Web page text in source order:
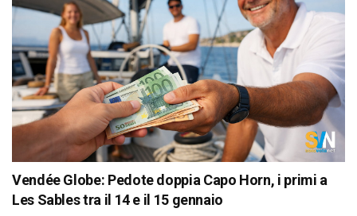
Vendée Globe: Pedote doppia Capo Horn, i primi a
Les Sables tra il 14 e il 15 gennaio